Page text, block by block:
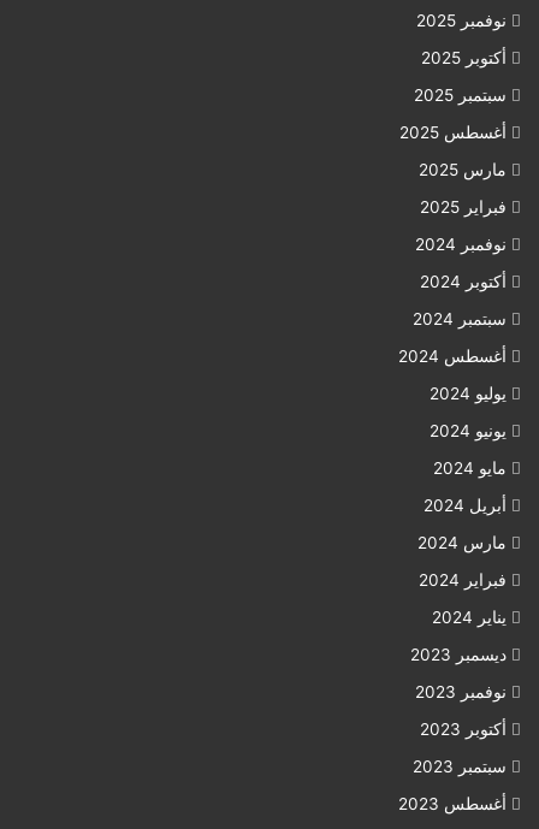
نوفمبر 2025
أكتوبر 2025
سبتمبر 2025
أغسطس 2025
مارس 2025
فبراير 2025
نوفمبر 2024
أكتوبر 2024
سبتمبر 2024
أغسطس 2024
يوليو 2024
يونيو 2024
مايو 2024
أبريل 2024
مارس 2024
فبراير 2024
يناير 2024
ديسمبر 2023
نوفمبر 2023
أكتوبر 2023
سبتمبر 2023
أغسطس 2023